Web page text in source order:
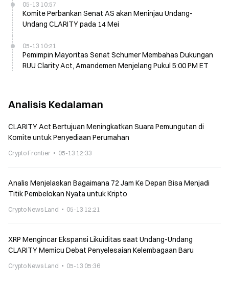
05-13 10:57
Komite Perbankan Senat AS akan Meninjau Undang-
Undang CLARITY pada 14 Mei
05-13 10:21
Pemimpin Mayoritas Senat Schumer Membahas Dukungan
RUU Clarity Act, Amandemen Menjelang Pukul 5:00 PM ET
Analisis Kedalaman
CLARITY Act Bertujuan Meningkatkan Suara Pemungutan di
Komite untuk Penyediaan Perumahan
Crypto Frontier 05-13 12:33
Analis Menjelaskan Bagaimana 72 Jam Ke Depan Bisa Menjadi
Titik Pembelokan Nyata untuk Kripto
Crypto News Land 05-13 12:21
XRP Mengincar Ekspansi Likuiditas saat Undang-Undang
CLARITY Memicu Debat Penyelesaian Kelembagaan Baru
Crypto News Land 05-13 05:36